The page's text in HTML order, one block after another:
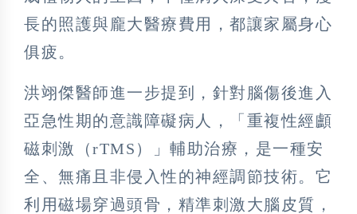
長的照護與龐大醫療費用，都讓家屬身心
俱疲。
洪翊傑醫師進一步提到，針對腦傷後進入
亞急性期的意識障礙病人，「重複性經顱
磁刺激（rTMS）」輔助治療，是一種安
全、無痛且非侵入性的神經調節技術。它
利用磁場穿過頭骨，精準刺激大腦皮質，